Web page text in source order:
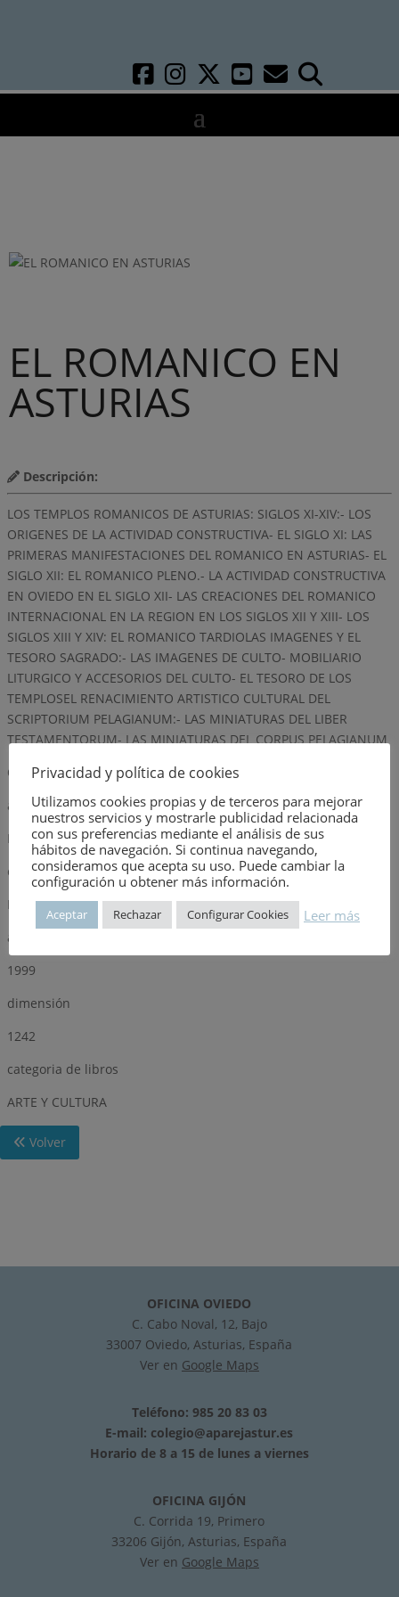
EL ROMANICO EN
ASTURIAS
Descripción:
LOS TEMPLOS ROMANICOS DE ASTURIAS: SIGLOS XI-XIV:- LOS
ORIGENES DE LA ACTIVIDAD CONSTRUCTIVA- EL SIGLO XI: LAS
PRIMERAS MANIFESTACIONES DEL ROMANICO EN ASTURIAS- EL
SIGLO XII: EL ROMANICO PLENO.- LA ACTIVIDAD CONSTRUCTIVA
EN OVIEDO EN EL SIGLO XII- LAS CREACIONES DEL ROMANICO
INTERNACIONAL EN LA REGION EN LOS SIGLOS XII Y XIII- LOS
SIGLOS XIII Y XIV: EL ROMANICO TARDIOLAS IMAGENES Y EL
TESORO SAGRADO:- LAS IMAGENES DE CULTO- MOBILIARIO
LITURGICO Y ACCESORIOS DEL CULTO- EL TESORO DE LOS
TEMPLOSEL RENACIMIENTO ARTISTICO CULTURAL DEL
SCRIPTORIUM PELAGIANUM:- LAS MINIATURAS DEL LIBER
TESTAMENTORUM- LAS MINIATURAS DEL CORPUS PELAGIANUM
Observaciones
autor
MARIA SOLEDAD ALVAREZ MARTINEZ
editorial
EDICIONES TREA, S.L.
año
1999
dimensión
1242
categoria de libros
ARTE Y CULTURA
Volver
OFICINA OVIEDO
C. Cabo Noval, 12, Bajo
33007 Oviedo, Asturias, España
Ver en Google Maps
Teléfono: 985 20 83 03
E-mail: colegio@aparejastur.es
Horario de 8 a 15 de lunes a viernes
OFICINA GIJÓN
C. Corrida 19, Primero
33206 Gijón, Asturias, España
Ver en Google Maps
Privacidad y política de cookies
Utilizamos cookies propias y de terceros para mejorar
nuestros servicios y mostrarle publicidad relacionada
con sus preferencias mediante el análisis de sus
hábitos de navegación. Si continua navegando,
consideramos que acepta su uso. Puede cambiar la
configuración u obtener más información.
Aceptar Rechazar Configurar Cookies Leer más